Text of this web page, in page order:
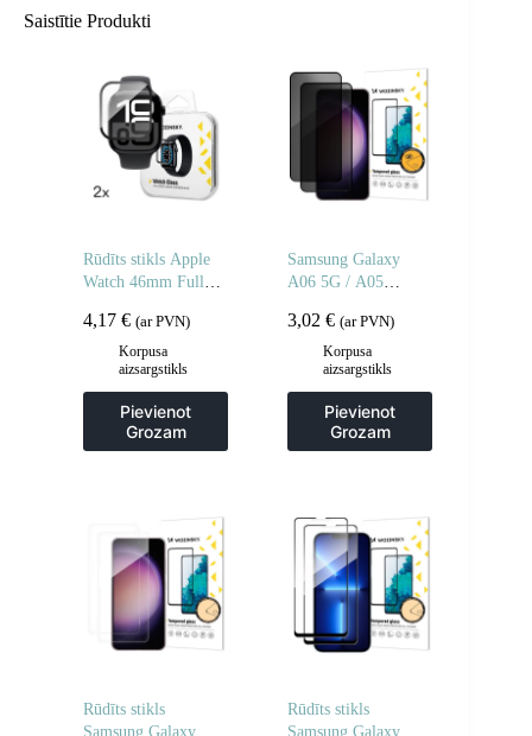
Saistītie Produkti
Rūdīts stikls Apple
Watch 46mm Full
4,17 € (ar PVN)
Korpusa
aizsargstikls
Pievienot
Grozam
Samsung Galaxy
A06 5G / A05
stikls privātuma
aizsardzībai – 2 gab.
3,02€ (ar PVN)
Korpusa
aizsargstikls
Pievienot
Grozam
Rūdīts stikls
Samsung Galaxy
Rūdīts stikls
Samsung Galaxy